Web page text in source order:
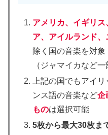
アメリカ、イギリ
ア、アイルランド
除く国の音楽を対象
（ジャマイカなど一
上記の国でもアイ
ンス語の音楽など企
ものは選択可能
5枚から最大30枚ま